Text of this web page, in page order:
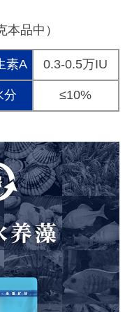
品中）
素A 0.3-0.5万IU
分 ≤10%